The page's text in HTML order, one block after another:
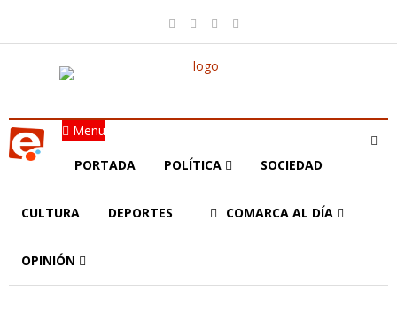
Menu
PORTADA POLÍTICA SOCIEDAD
CULTURA DEPORTES COMARCA AL DÍA
OPINIÓN